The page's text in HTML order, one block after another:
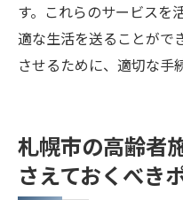
す。これらのサービスを
適な生活を送ることがで
させるために、適切な手
札幌市の高齢者
さえておくべき